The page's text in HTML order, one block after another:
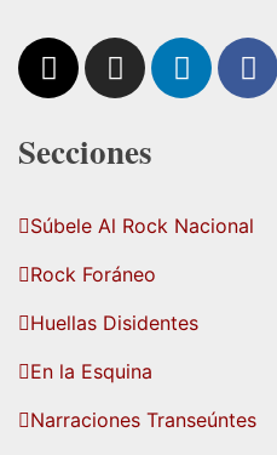
Secciones
Súbele Al Rock Nacional
Rock Foráneo
Huellas Disidentes
En la Esquina
Narraciones Transeúntes